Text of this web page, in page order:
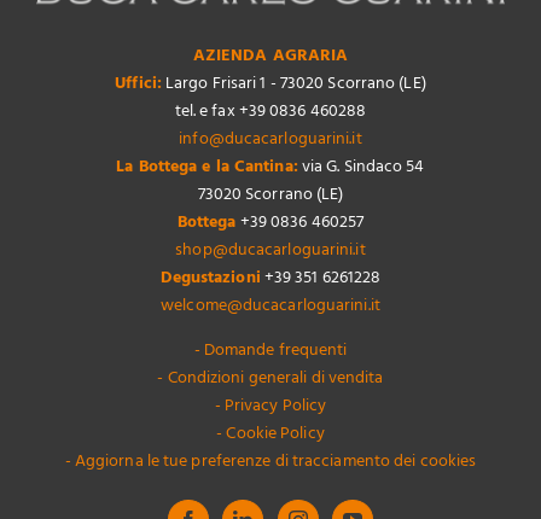
AZIENDA AGRARIA
Uffici: Largo Frisari 1 - 73020 Scorrano (LE)
tel. e fax +39 0836 460288
info@ducacarloguarini.it
La Bottega e la Cantina:via G. Sindaco 54
73020 Scorrano (LE)
Bottega+39 0836 460257
shop@ducacarloguarini.it
Degustazioni+39 351 6261228
welcome@ducacarloguarini.it
- Domande frequenti
- Condizioni generali di vendita
- Privacy Policy
- Cookie Policy
- Aggiorna le tue preferenze di tracciamento dei cookies